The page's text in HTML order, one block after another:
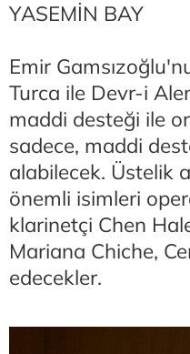
YASEMİN BAY
Emir
Turca ile Devr-i
maddi desteği ile
sadece, maddi
alabilecek. Üstelik
önemli isimleri
klarinetçi Chen
Mariana Chiche,
edecekler.